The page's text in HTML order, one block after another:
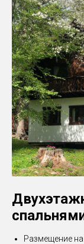
Размещение